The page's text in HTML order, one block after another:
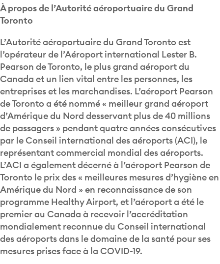
À propos de l’Autorité aéroportuaire du Grand
Toronto
L’Autorité aéroportuaire du Grand Toronto est
l’opérateur de l’Aéroport international Lester B.
Pearson de Toronto, le plus grand aéroport du
Canada et un lien vital entre les personnes, les
entreprises et les marchandises. L’aéroport Pearson
de Toronto a été nommé « meilleur grand aéroport
d’Amérique du Nord desservant plus de 40 millions
de passagers » pendant quatre années consécutives
par le Conseil international des aéroports (ACI), le
représentant commercial mondial des aéroports.
L’ACI a également décerné à l’aéroport Pearson de
Toronto le prix des « meilleures mesures d’hygiène en
Amérique du Nord » en reconnaissance de son
programme Healthy Airport, et l’aéroport a été le
premier au Canada à recevoir l’accréditation
mondialement reconnue du Conseil international
des aéroports dans le domaine de la santé pour ses
mesures prises face à la COVID-19.